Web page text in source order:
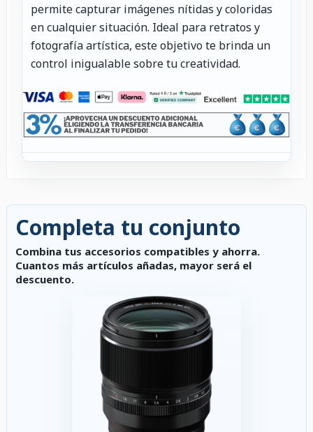
permite capturar imágenes nítidas y coloridas
en cualquier situación. Ideal para retratos y
fotografía artística, este objetivo te brinda un
control inigualable sobre tu creatividad.
Completa tu conjunto
Combina tus accesorios compatibles y ahorra.
Cuantos más artículos añadas, mayor será el
descuento.